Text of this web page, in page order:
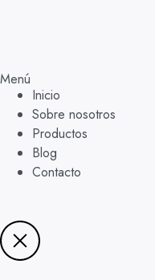
Menú
Inicio
Sobre nosotros
Productos
Blog
Contacto